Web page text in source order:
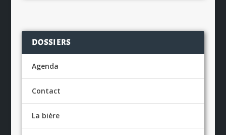
DOSSIERS
Agenda
Contact
La bière